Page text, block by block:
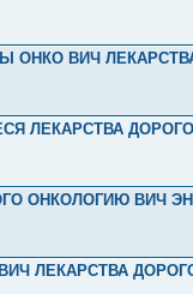
ВИЧ ЛЕКАРСТВА
ЛЕКАРСТВА ДОРОГО
ОНКОЛОГИЮ ВИЧ
ЛЕКАРСТВА ДОРОГО